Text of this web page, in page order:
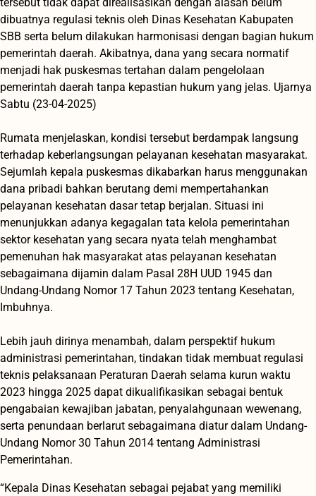
dibuatnya regulasi teknis oleh Dinas Kesehatan Kabupaten
SBB serta belum dilakukan harmonisasi dengan bagian hukum
pemerintah daerah. Akibatnya, dana yang secara normatif
menjadi hak puskesmas tertahan dalam pengelolaan
pemerintah daerah tanpa kepastian hukum yang jelas. Ujarnya
Sabtu (23-04-2025)
‎Rumata menjelaskan, kondisi tersebut berdampak langsung
terhadap keberlangsungan pelayanan kesehatan masyarakat.
Sejumlah kepala puskesmas dikabarkan harus menggunakan
dana pribadi bahkan berutang demi mempertahankan
pelayanan kesehatan dasar tetap berjalan. Situasi ini
menunjukkan adanya kegagalan tata kelola pemerintahan
sektor kesehatan yang secara nyata telah menghambat
pemenuhan hak masyarakat atas pelayanan kesehatan
sebagaimana dijamin dalam Pasal 28H UUD 1945 dan
Undang-Undang Nomor 17 Tahun 2023 tentang Kesehatan,
Imbuhnya.
‎Lebih jauh dirinya menambah, dalam perspektif hukum
administrasi pemerintahan, tindakan tidak membuat regulasi
teknis pelaksanaan Peraturan Daerah selama kurun waktu
2023 hingga 2025 dapat dikualifikasikan sebagai bentuk
pengabaian kewajiban jabatan, penyalahgunaan wewenang,
serta penundaan berlarut sebagaimana diatur dalam Undang-
Undang Nomor 30 Tahun 2014 tentang Administrasi
Pemerintahan.
“Kepala Dinas Kesehatan sebagai pejabat yang memiliki